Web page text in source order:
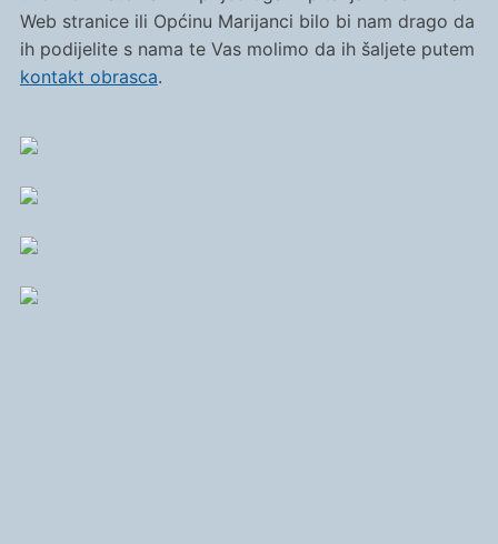
Web stranice ili Općinu Marijanci bilo bi nam drago da
ih podijelite s nama te Vas molimo da ih šaljete putem
kontakt obrasca.